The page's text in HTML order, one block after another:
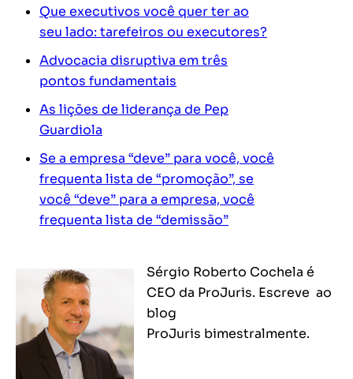
Que executivos você quer ter ao
seu lado: tarefeiros ou executores?
Advocacia disruptiva em três
pontos fundamentais
As lições de liderança de Pep
Guardiola
Se a empresa “deve” para você, você
frequenta lista de “promoção”, se
você “deve” para a empresa, você
frequenta lista de “demissão”
Sérgio Roberto Cochela é
CEO da ProJuris. Escreve ao
blog
ProJuris bimestralmente.